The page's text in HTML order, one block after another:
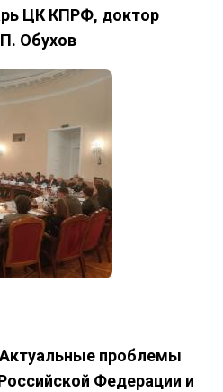
ЦК КПРФ, доктор
Обухов
проблемы
Федерации и